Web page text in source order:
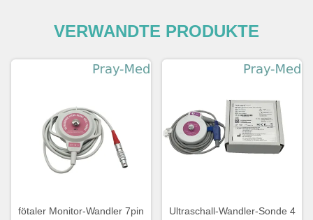
VERWANDTE PRODUKTE
fötaler Monitor-Wandler 7pin
Ultraschall-Wandler-Sonde 4